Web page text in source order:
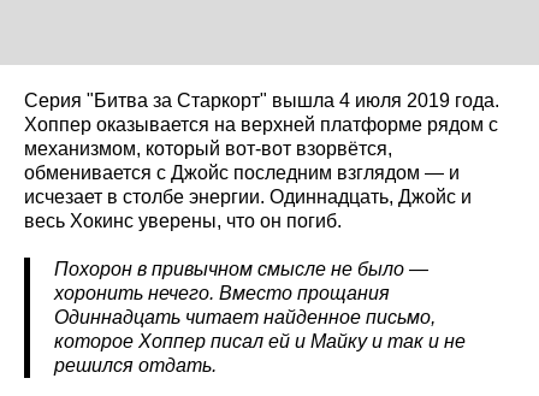
Серия "Битва за Старкорт" вышла 4 июля 2019 года.
Хоппер оказывается на верхней платформе рядом с
механизмом, который вот-вот взорвётся,
обменивается с Джойс последним взглядом — и
исчезает в столбе энергии. Одиннадцать, Джойс и
весь Хокинс уверены, что он погиб.
Похорон в привычном смысле не было —
хоронить нечего. Вместо прощания
Одиннадцать читает найденное письмо,
которое Хоппер писал ей и Майку и так и не
решился отдать.